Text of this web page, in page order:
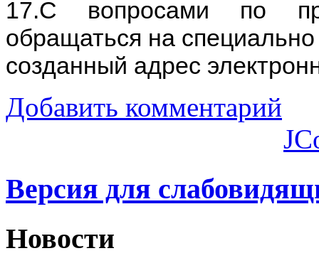
17.С вопросами по
обращаться на специально
созданный адрес
Добавить комментарий
Версия для
Новости